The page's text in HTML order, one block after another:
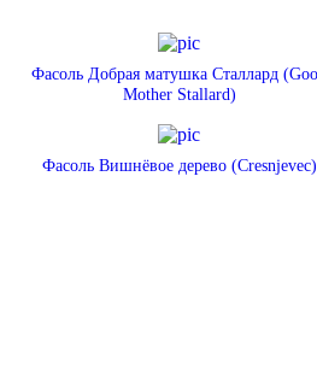
Фасоль Добрая матушка Сталлард
Mother Stallard)
Фасоль Вишнёвое дерево (Cresnjevec)